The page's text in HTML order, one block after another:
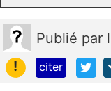
Publié par
!
citer